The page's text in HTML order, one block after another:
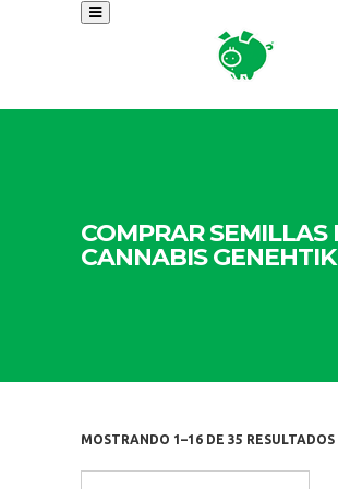
COMPRAR SEMILLAS
CANNABIS GENEHTIK
MOSTRANDO 1–16 DE 35 RESULTADOS